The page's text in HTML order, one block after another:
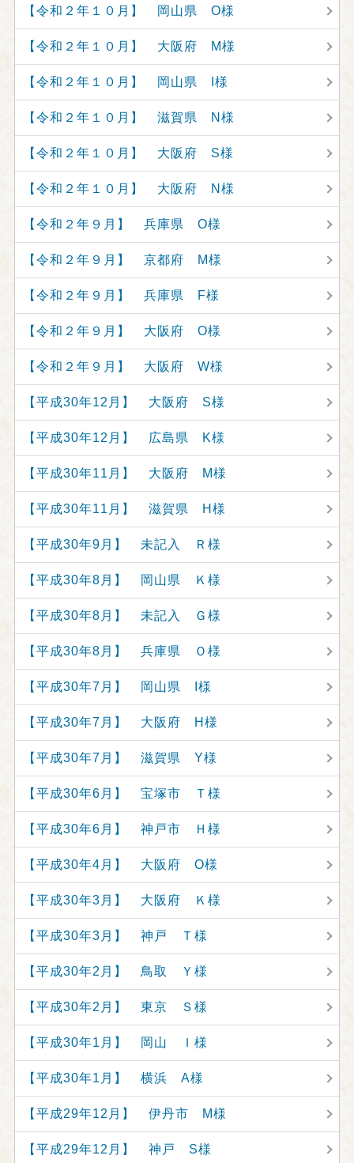
【令和２年１０月】 岡山県 O様
【令和２年１０月】 大阪府 M様
【令和２年１０月】 岡山県 I様
【令和２年１０月】 滋賀県 N様
【令和２年１０月】 大阪府 S様
【令和２年１０月】 大阪府 N様
【令和２年９月】 兵庫県 O様
【令和２年９月】 京都府 M様
【令和２年９月】 兵庫県 F様
【令和２年９月】 大阪府 O様
【令和２年９月】 大阪府 W様
【平成30年12月】 大阪府 S様
【平成30年12月】 広島県 K様
【平成30年11月】 大阪府 M様
【平成30年11月】 滋賀県 H様
【平成30年9月】 未記入 Ｒ様
【平成30年8月】 岡山県 Ｋ様
【平成30年8月】 未記入 Ｇ様
【平成30年8月】 兵庫県 Ｏ様
【平成30年7月】 岡山県 I様
【平成30年7月】 大阪府 H様
【平成30年7月】 滋賀県 Y様
【平成30年6月】 宝塚市 Ｔ様
【平成30年6月】 神戸市 Ｈ様
【平成30年4月】 大阪府 O様
【平成30年3月】 大阪府 Ｋ様
【平成30年3月】 神戸 Ｔ様
【平成30年2月】 鳥取 Ｙ様
【平成30年2月】 東京 Ｓ様
【平成30年1月】 岡山 Ｉ様
【平成30年1月】 横浜 A様
【平成29年12月】 伊丹市 M様
【平成29年12月】 神戸 S様